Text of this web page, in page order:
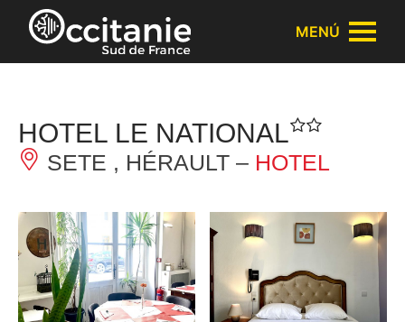
Panel de gestión de cookies
MENÚ
HOTEL LE NATIONAL
SETE , HÉRAULT – HOTEL